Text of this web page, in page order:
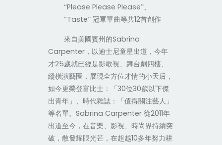
“Please Please Please”、
“Taste” 冠軍單曲等共12首創作
來自美國賓州的Sabrina
Carpenter，以迪士尼童星出道，今年
才25歲就已經是影歌視、舞台劇四棲、
縱橫演藝圈，展現全方位才情的小天后，
如今更榮登富比士：「 30位30歲以下傑
出青年」、時代雜誌：「值得關注藝人」
等名單。 Sabrina Carpenter 從2011年
出道至今，在音樂、影視、時尚界持續突
破，散發耀眼光芒，在超越10多年努力耕